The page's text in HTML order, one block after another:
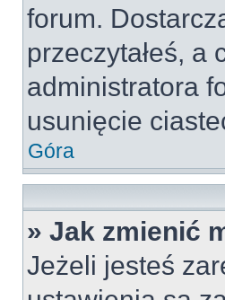
forum.
przeczytałeś, a
administratora
usunięcie
Góra
» Jak zmienić
Jeżeli jesteś